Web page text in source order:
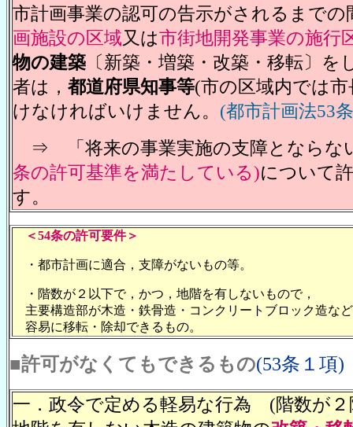
市計画事業の認可の告示がされるまでの
画施設の区域又は市街地開発事業の施行
物の建築 〔新築・増築・改築・移転〕を
者は， 都道府県知事等(市の区域内では市
けなければいけません。 (都市計画法53
⇒ 「将来の事業実施の支障とならな
条の許可基準を満たしている)について
す。
＜54条の許可要件＞
・都市計画に適合，支障がないもの等。
・階数が２以下で，かつ，地階を有しないもので，
主要構造部が木造・鉄骨造・コンクリートブロック造な
容易に移転・除却できるもの。
■許可がなくてもできるもの(53条１項)
一．政令で定める軽易な行為 (階数が２